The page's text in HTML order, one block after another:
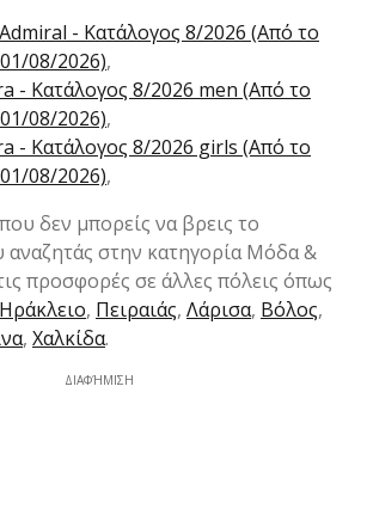
- Kατάλογος 8/2026 (Από το
08/2026),
- Kατάλογος 8/2026 men (Από το
08/2026),
- Kατάλογος 8/2026 girls (Από το
08/2026),
δεν μπορείς να βρεις το
αναζητάς στην κατηγορία Μόδα &
προσφορές σε άλλες πόλεις όπως
Ηράκλειο, Πειραιάς, Λάρισα, Βόλος,
, Χαλκίδα.
ΔΙΑΦΉΜΙΣΗ